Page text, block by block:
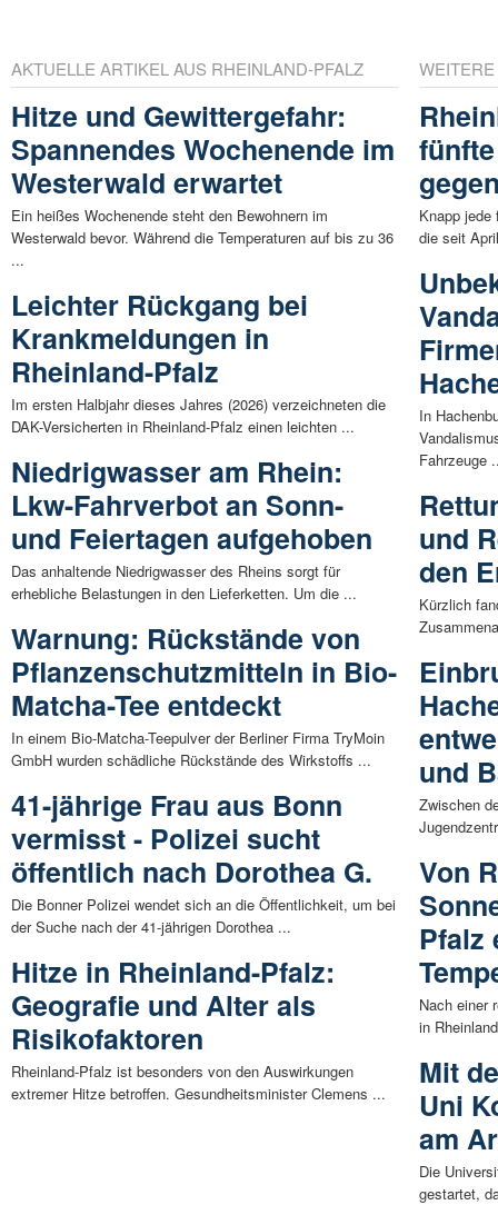
AKTUELLE ARTIKEL AUS RHEINLAND-PFALZ
Hitze und Gewittergefahr:
Spannendes Wochenende im
Westerwald erwartet
Ein heißes Wochenende steht den Bewohnern im
Westerwald bevor. Während die Temperaturen auf bis zu 36
...
Leichter Rückgang bei
Krankmeldungen in
Rheinland-Pfalz
Im ersten Halbjahr dieses Jahres (2026) verzeichneten die
DAK-Versicherten in Rheinland-Pfalz einen leichten ...
Niedrigwasser am Rhein:
Lkw-Fahrverbot an Sonn-
und Feiertagen aufgehoben
Das anhaltende Niedrigwasser des Rheins sorgt für
erhebliche Belastungen in den Lieferketten. Um die ...
Warnung: Rückstände von
Pflanzenschutzmitteln in Bio-
Matcha-Tee entdeckt
In einem Bio-Matcha-Teepulver der Berliner Firma TryMoin
GmbH wurden schädliche Rückstände des Wirkstoffs ...
41-jährige Frau aus Bonn
vermisst - Polizei sucht
öffentlich nach Dorothea G.
Die Bonner Polizei wendet sich an die Öffentlichkeit, um bei
der Suche nach der 41-jährigen Dorothea ...
Hitze in Rheinland-Pfalz:
Geografie und Alter als
Risikofaktoren
Rheinland-Pfalz ist besonders von den Auswirkungen
extremer Hitze betroffen. Gesundheitsminister Clemens ...
Knapp
die seit
In
Fahrzeuge
und
den
Kürzlich
und
Zwischen
Von
Pfalz
Nach einer
in
Mit
Uni
am
Die
gestartet,